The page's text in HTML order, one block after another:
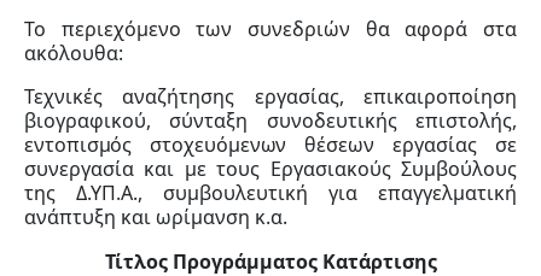
Το
περιεχόμενο των συνεδριών θα αφορά
στα
ακόλουθα:
Τεχνικές αναζήτησης εργασίας, επικαιροποίηση
βιογραφικού, σύνταξη συνοδευτικής επιστολής,
εντοπισμός
στοχευόμενων θέσεων εργασίας
σε
συνεργασία και με τους Εργασιακούς Συμβούλους
της Δ.ΥΠ.Α.,
συμβουλευτική για
επαγγελματική
ανάπτυξη και ωρίμανση κ.α.
Τίτλος Προγράμματος Κατάρτισης